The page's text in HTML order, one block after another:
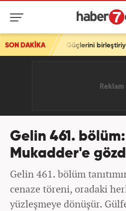
SON DAKİKA
Güçlerini birleştiriyorlar
Gelin 461.
Mukadder'e
Gelin 461. bölüm
cenaze töreni, oradaki
yüzleşmeye dönüşür.